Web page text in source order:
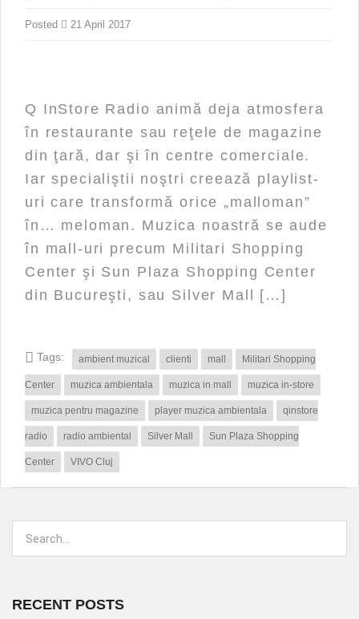
Posted 21 April 2017
Q InStore Radio animă deja atmosfera
în restaurante sau reţele de magazine
din ţară, dar şi în centre comerciale.
Iar specialiştii noştri creează playlist-
uri care transformă orice „malloman”
în… meloman. Muzica noastră se aude
în mall-uri precum Militari Shopping
Center şi Sun Plaza Shopping Center
din Bucureşti, sau Silver Mall […]
Tags: ambient muzical clienti mall Militari Shopping
Center muzica ambientala muzica in mall muzica in-store
muzica pentru magazine player muzica ambientala qinstore
radio radio ambiental Silver Mall Sun Plaza Shopping
Center VIVO Cluj
RECENT POSTS